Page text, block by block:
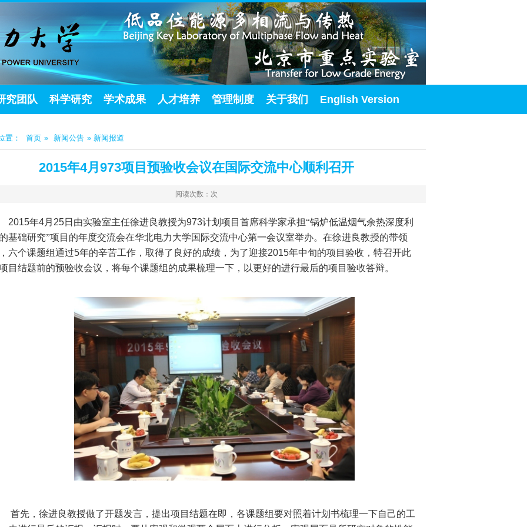
究团队 科学研究 学术成果 人才培养 管理制度 关于我们 English Version
置： 首页 » 新闻公告 » 新闻报道
2015年4月973项目预验收会议在国际交流中心顺利召开
阅读次数： 次
2015年4月 25日由实验室主任徐进良教授为973计划项目首席科学家承担“锅炉低温烟气余热深度利
基础研究”项目的年度交流会在华北电力大学国际交流中心第一会议室举办。在徐进良教授的带领
六个课题组通过5年的辛苦工作，取得了良好的成绩，为了迎接2015年中旬的项目验收，特召开此
目结题前的预验收会议，将每个课题组的成果梳理一下，以更好的进行最后的项目验收答辩。
首先，徐进良教授做了开题发言，提出项目结题在即，各课题组要对照着计划书梳理一下自己的工